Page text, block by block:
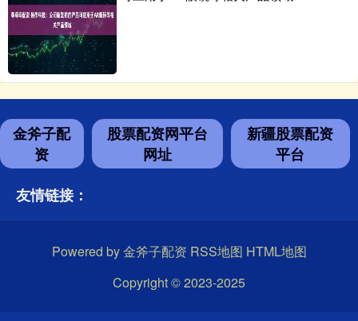
金斧子配
资
股票配资网平台
网址
新疆股票配资
平台
友情链接：
Powered by金斧子配资 RSS地图 HTML地图
Copyright© 2023-2025